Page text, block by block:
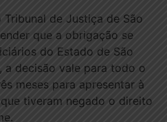
de Justiça de São
que a obrigação se
do Estado de São
a decisão vale para todo o
meses para apresentar à
tiveram negado o direito